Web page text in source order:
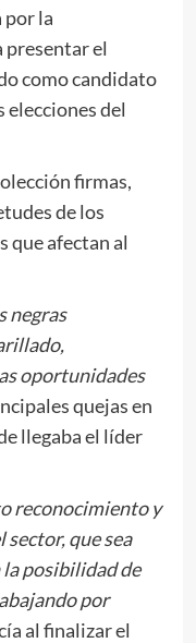
por la
presentar el
como candidato
elecciones del
firmas,
de los
que afectan al
negras
oportunidades
quejas en
llegaba el líder
reconocimiento y
sector, que sea
la posibilidad de
por
al finalizar el